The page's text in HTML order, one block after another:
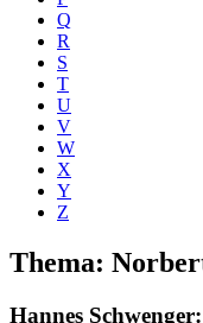
Q
R
S
T
U
V
W
X
Y
Z
Thema:
Hannes Schwenger